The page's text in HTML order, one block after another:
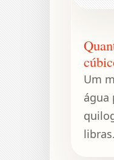
Um
água
libras.